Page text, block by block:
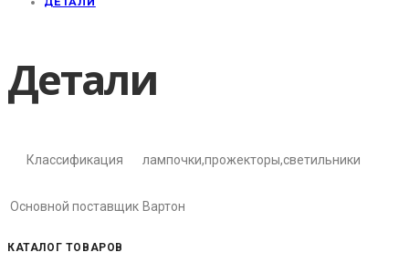
Детали
Классификация лампочки,прожекторы,светильники
Основной поставщик Вартон
КАТАЛОГ ТОВАРОВ